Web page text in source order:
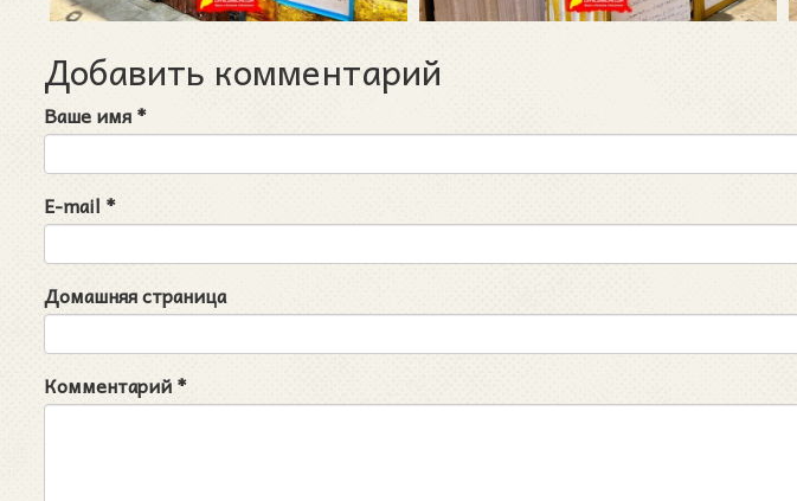
Добавить комментарий
Ваше имя*
E-mail *
Домашняя страница
Комментарий*